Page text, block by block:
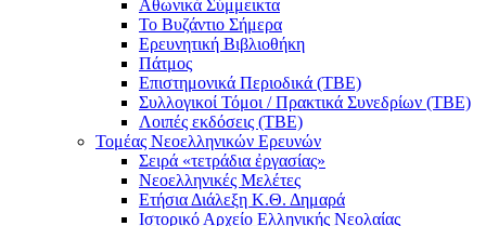
Αθωνικά Σύμμεικτα
Το Βυζάντιο Σήμερα
Ερευνητική Βιβλιοθήκη
Πάτμος
Επιστημονικά Περιοδικά (ΤΒΕ)
Συλλογικοί Τόμοι / Πρακτικά Συνεδρίων (ΤΒΕ)
Λοιπές εκδόσεις (ΤΒΕ)
Τομέας Νεοελληνικών Ερευνών
Σειρά «τετράδια ἐργασίας»
Νεοελληνικές Μελέτες
Eτήσια Διάλεξη K.Θ. Δημαρά
Ιστορικό Αρχείο Ελληνικής Νεολαίας